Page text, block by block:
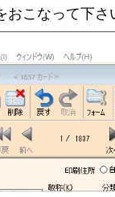
こなって下さ